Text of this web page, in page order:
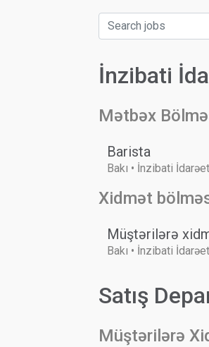
İnzibati
Mətbəx
Barista
Bakı • İnzibati
Xidmət
Müştərilərə
Bakı • İnzibati
Satış
Müştərilərə